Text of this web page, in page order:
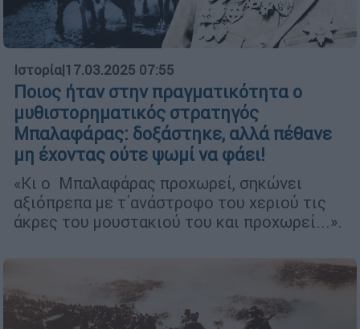
Ιστορία|17.03.2025 07:55
Ποιος ήταν στην πραγματικότητα ο
μυθιστορηματικός στρατηγός
Μπαλαφάρας: δοξάστηκε, αλλά πέθανε
μη έχοντας ούτε ψωμί να φάει!
«Κι ο Μπαλαφάρας προχωρεί, σηκώνει
αξιόπρεπα με τ΄ανάστροφο του χεριού τις
άκρες του μουστακιού του και προχωρεί...».